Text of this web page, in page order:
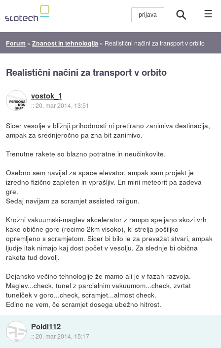
☰
Forum »Znanost in tehnologija » Realistični načini za transport v orbito
Realistični načini za transport v orbito
vostok_1
::20. mar 2014, 13:51
Sicer vesolje v bližnji prihodnosti ni pretirano zanimiva destinacija,
ampak za srednjeročno pa zna bit zanimivo.
Trenutne rakete so blazno potratne in neučinkovite.
Osebno sem navijal za space elevator, ampak sam projekt je
izredno fizično zapleten in vprašljiv. En mini meteorit pa zadeva
gre.
Sedaj navijam za scramjet assisted railgun.
Krožni vakuumski-maglev akcelerator z rampo speljano skozi vrh
kake obične gore (recimo 2km visoko), ki strelja pošiljko
opremljeno s scramjetom. Sicer bi bilo le za prevažat stvari, ampak
ljudje itak nimajo kaj dost počet v vesolju. Za slednje bi obična
raketa tud dovolj.
Dejansko večino tehnologije že mamo ali je v fazah razvoja.
Maglev...check, tunel z parcialnim vakuumom...check, zvrtat
tunelček v goro...check, scramjet...almost check.
Edino ne vem, če scramjet dosega ubežno hitrost.
Poldi112
::20. mar 2014, 15:17